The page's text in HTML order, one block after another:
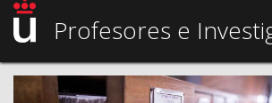
Profesores e